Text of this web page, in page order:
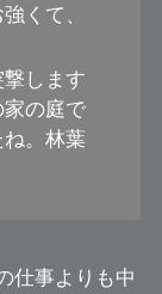
くて、
します
の庭で
。林葉
仕事よりも中